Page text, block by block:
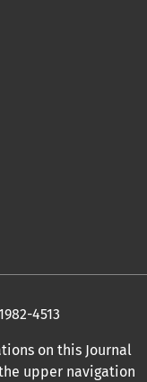
4513
on this Journal
upper navigation